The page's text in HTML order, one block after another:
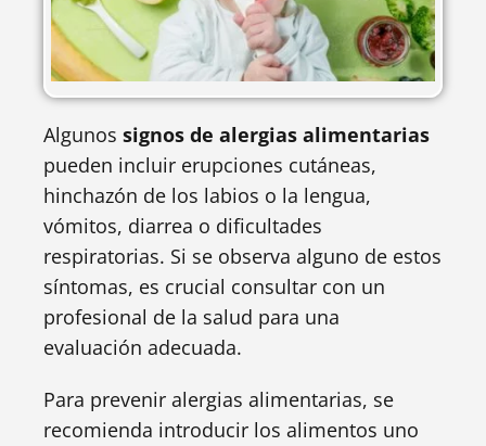
Algunos signos de alergias alimentarias
pueden incluir erupciones cutáneas,
hinchazón de los labios o la lengua,
vómitos, diarrea o dificultades
respiratorias. Si se observa alguno de estos
síntomas, es crucial consultar con un
profesional de la salud para una
evaluación adecuada.
Para prevenir alergias alimentarias, se
recomienda introducir los alimentos uno